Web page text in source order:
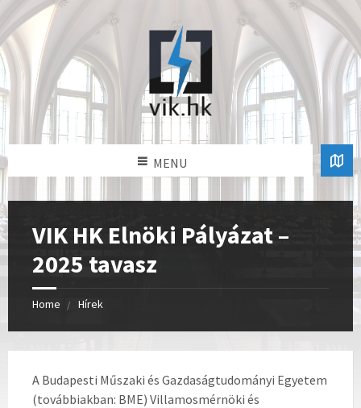
MENU
VIK HK Elnöki Pályázat –
2025 tavasz
Home Hírek
A Budapesti Műszaki és Gazdaságtudományi Egyetem
(továbbiakban: BME) Villamosmérnöki és